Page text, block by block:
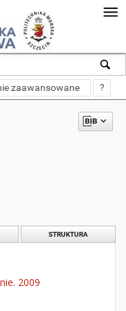
zaawansowane ?
STRUKTURA
2009